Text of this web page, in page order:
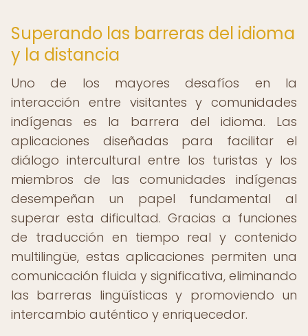
Superando las barreras del idioma
y la distancia
Uno de los mayores desafíos en la
interacción entre visitantes y comunidades
indígenas es la barrera del idioma. Las
aplicaciones diseñadas para facilitar el
diálogo intercultural entre los turistas y los
miembros de las comunidades indígenas
desempeñan un papel fundamental al
superar esta dificultad. Gracias a funciones
de traducción en tiempo real y contenido
multilingüe, estas aplicaciones permiten una
comunicación fluida y significativa, eliminando
las barreras lingüísticas y promoviendo un
intercambio auténtico y enriquecedor.